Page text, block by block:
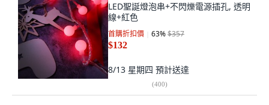
LED聖誕燈泡串+不閃爍電源插孔, 透明
線+紅色
首購折扣價 63%$357
$132
8/13 星期四 預計送達
(400)